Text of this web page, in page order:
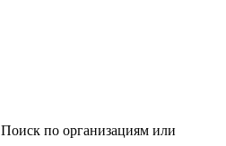
Поиск по организациям или